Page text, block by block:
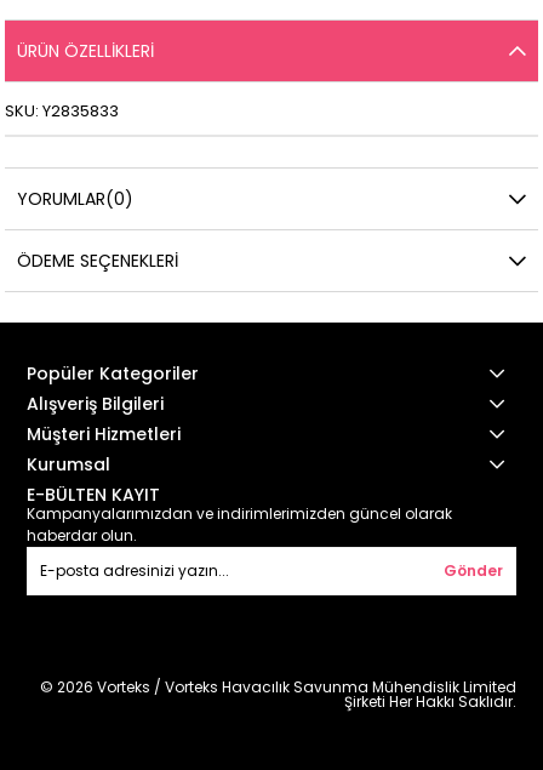
ÜRÜN ÖZELLIKLERI
SKU: Y2835833
YORUMLAR(0)
ÖDEME SEÇENEKLERI
Popüler Kategoriler
Alışveriş Bilgileri
Müşteri Hizmetleri
Kurumsal
E-BÜLTEN KAYIT
Kampanyalarımızdan ve indirimlerimizden güncel olarak
haberdar olun.
Gönder
© 2026 Vorteks / Vorteks Havacılık Savunma Mühendislik Limited
Şirketi Her Hakkı Saklıdır.